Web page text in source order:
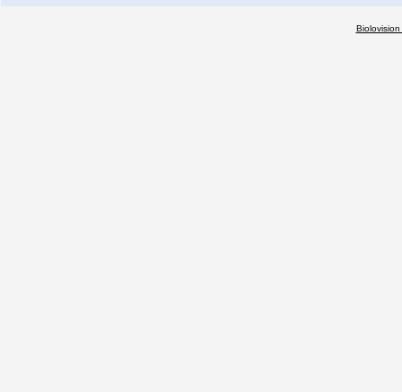
Biolovision